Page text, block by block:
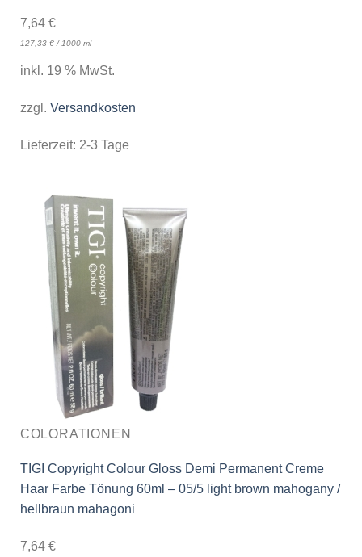
7,64 €
127,33 €/1000 ml
inkl. 19 % MwSt.
zzgl. Versandkosten
Lieferzeit: 2-3 Tage
COLORATIONEN
TIGI Copyright Colour Gloss Demi Permanent Creme
Haar Farbe Tönung 60ml – 05/5 light brown mahogany /
hellbraun mahagoni
7,64 €